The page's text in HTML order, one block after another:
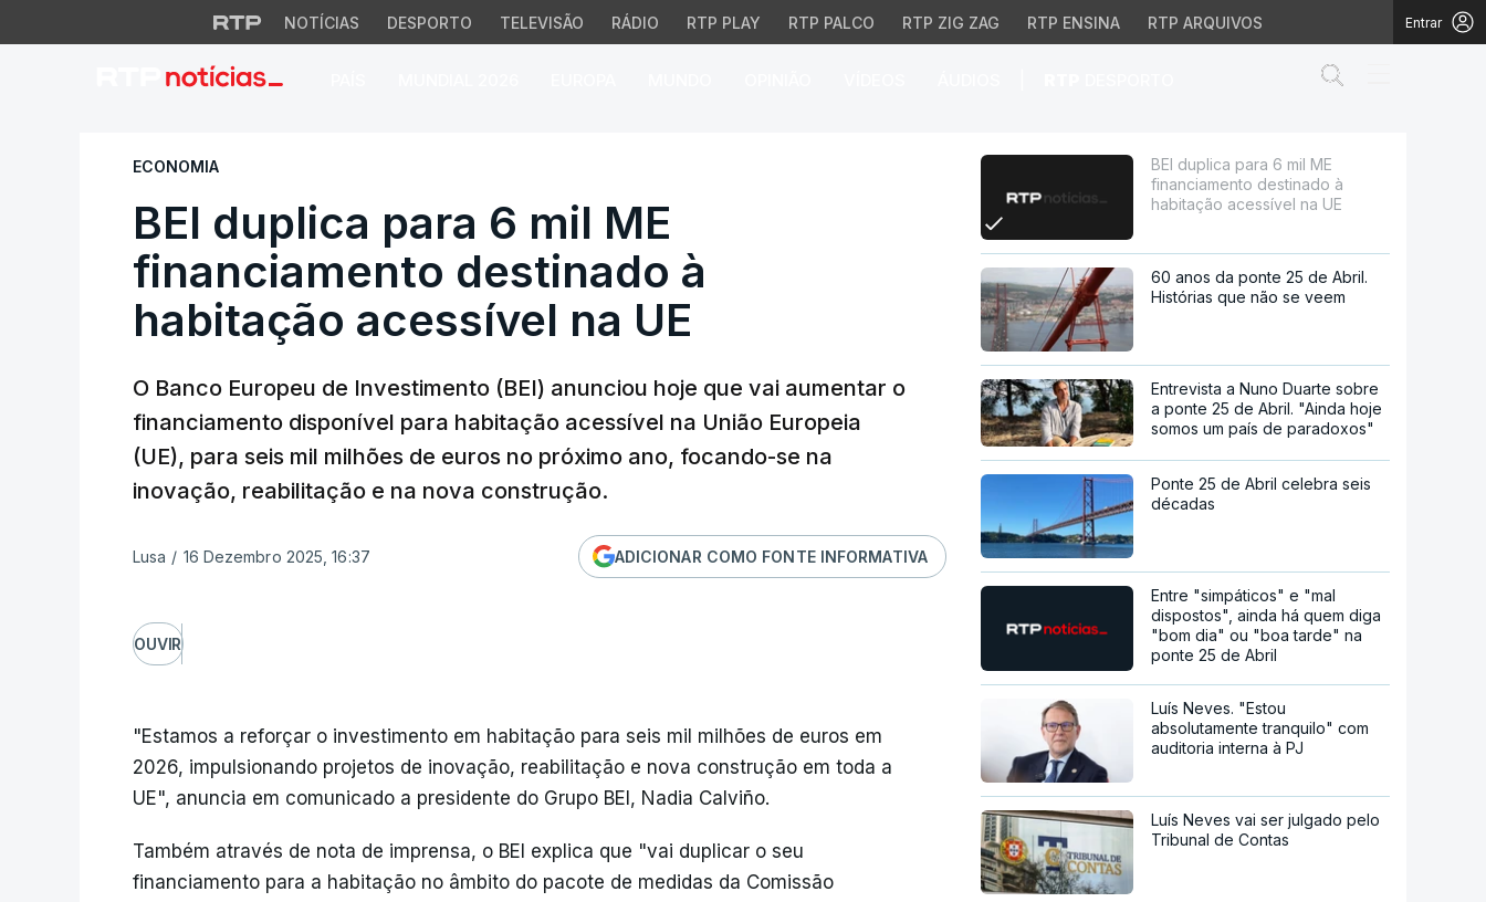
NOTÍCIAS DESPORTO TELEVISÃO RÁDIO RTP PLAY RTP PALCO RTP ZIG ZAG RTP ENSINA RTP ARQUIVOS Entrar
BEI duplica para 6 mil ME financiamento destinado à habitação
ECONOMIA
BEI duplica para 6 mil ME
financiamento destinado à
habitação acessível na UE
O Banco Europeu de Investimento (BEI) anunciou hoje que vai aumentar o
financiamento disponível para habitação acessível na União Europeia
(UE), para seis mil milhões de euros no próximo ano, focando-se na
inovação, reabilitação e na nova construção.
Lusa / 16 Dezembro 2025, 16:37 ADICIONAR COMO FONTE INFORMATIVA
OUVIR
"Estamos a reforçar o investimento em habitação para seis mil milhões de euros em
2026, impulsionando projetos de inovação, reabilitação e nova construção em toda a
UE", anuncia em comunicado a presidente do Grupo BEI, Nadia Calviño.
Também através de nota de imprensa, o BEI explica que "vai duplicar o seu
financiamento para a habitação no âmbito do pacote de medidas da Comissão
BEI duplica para 6 mil ME
financiamento destinado à
habitação acessível na UE
60 anos da ponte 25 de Abril.
Histórias que não se veem
Entrevista a Nuno Duarte sobre
a ponte 25 de Abril. "Ainda hoje
somos um país de paradoxos"
Ponte 25 de Abril celebra seis
décadas
Entre "simpáticos" e "mal
dispostos", ainda há quem diga
"bom dia" ou "boa tarde" na
ponte 25 de Abril
Luís Neves. "Estou
absolutamente tranquilo" com
auditoria interna à PJ
Luís Neves vai ser julgado pelo
Tribunal de Contas